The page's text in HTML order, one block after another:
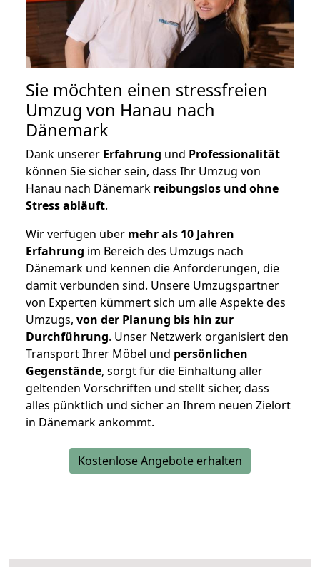
Sie möchten einen stressfreien
Umzug von Hanau nach
Dänemark
Dank unserer Erfahrung und Professionalität
können Sie sicher sein, dass Ihr Umzug von
Hanau nach Dänemark reibungslos und ohne
Stress abläuft.
Wir verfügen über mehr als 10 Jahren
Erfahrung im Bereich des Umzugs nach
Dänemark und kennen die Anforderungen, die
damit verbunden sind. Unsere Umzugspartner
von Experten kümmert sich um alle Aspekte des
Umzugs, von der Planung bis hin zur
Durchführung. Unser Netzwerk organisiert den
Transport Ihrer Möbel und persönlichen
Gegenstände, sorgt für die Einhaltung aller
geltenden Vorschriften und stellt sicher, dass
alles pünktlich und sicher an Ihrem neuen Zielort
in Dänemark ankommt.
Kostenlose Angebote erhalten